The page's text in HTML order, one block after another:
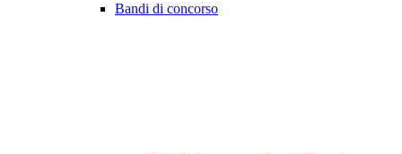
Bandi di concorso